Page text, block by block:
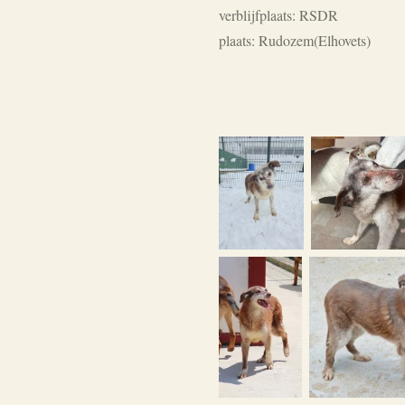
verblijfplaats: RSDR
plaats: Rudozem(Elhovets)